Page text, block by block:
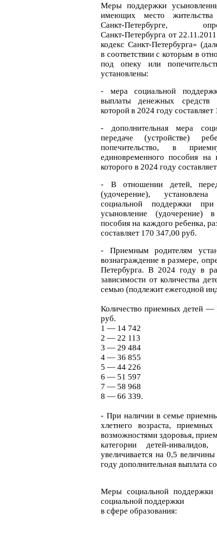
Меры поддержки
имеющих место
Санкт‑Петербурге,
Санкт‑Петербурга от
кодекс Санкт‑Петербурга»
в соответствии с которым в
под опеку или
установлены:
- мера социальной
выплаты денежных средств
которой в 2024 году
- дополнительная мера
передаче (устройстве)
попечительство, в
единовременного пособия на
которого в 2024 году
- В отношении детей,
(удочерение),
социальной поддержки
усыновление (удочерение)
пособия на каждого ребенка,
составляет 170 347,00 руб.
- Приемным родителям
вознаграждение в размере,
Петербурга. В 2024 году в
зависимости от количества
семью (подлежит ежегодной
Количество приемных детей —
руб.
1 — 14 742
2 — 22 113
3 — 29 484
4 — 36 855
5 — 44 226
6 — 51 597
7 — 58 968
8 — 66 339.
- При наличии в семье
хлетнего возраста,
возможностями здоровья,
категории детей-
увеличивается на 0,5
году дополнительная выплата
Меры социальной
социальной поддержки
в сфере образования: